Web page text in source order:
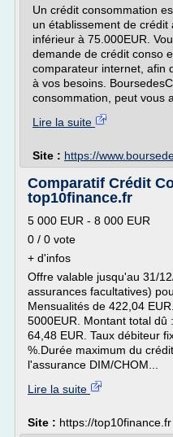
Un crédit consommation
un établissement de
inférieur à 75.000EUR.
demande de crédit conso
comparateur internet, afin
à vos besoins.
consommation, peut vous
Lire la suite
Site : https://
Comparatif Crédit
top10finance.fr
5 000 EUR - 8 000 EUR
0 / 0 vote
+ d'infos
Offre valable jusqu'au 31/
assurances facultatives)
Mensualités de 422,04
5000EUR. Montant total dû
64,48 EUR. Taux débiteur
%.Durée maximum du
l'assurance DIM/CHOM...
Lire la suite
Site : https://top10finance.fr